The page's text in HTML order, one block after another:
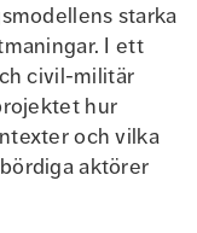
starka
I ett
civil-militär
hur
och vilka
aktörer